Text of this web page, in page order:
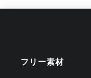
フリー素材